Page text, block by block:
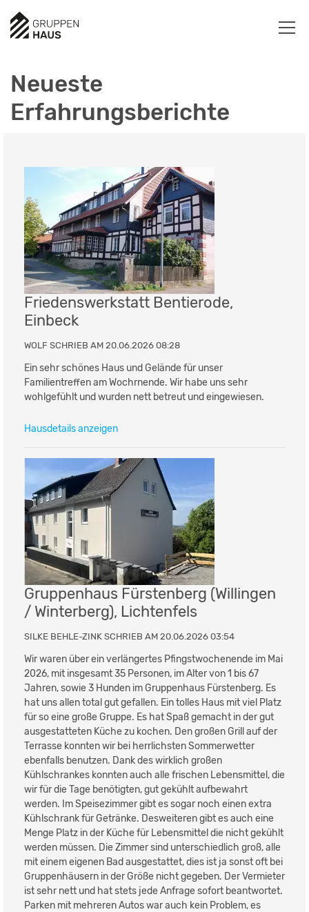
Neueste
Erfahrungsberichte
Friedenswerkstatt Bentierode,
Einbeck
WOLF SCHRIEB AM 20.06.2026 08:28
Ein sehr schönes Haus und Gelände für unser
Familientreffen am Wochrnende. Wir habe uns sehr
wohlgefühlt und wurden nett betreut und eingewiesen.
Hausdetails anzeigen
Gruppenhaus Fürstenberg (Willingen
/ Winterberg), Lichtenfels
SILKE BEHLE-ZINK SCHRIEB AM 20.06.2026 03:54
Wir waren über ein verlängertes Pfingstwochenende im Mai
2026, mit insgesamt 35 Personen, im Alter von 1 bis 67
Jahren, sowie 3 Hunden im Gruppenhaus Fürstenberg. Es
hat uns allen total gut gefallen. Ein tolles Haus mit viel Platz
für so eine große Gruppe. Es hat Spaß gemacht in der gut
ausgestatteten Küche zu kochen. Den großen Grill auf der
Terrasse konnten wir bei herrlichsten Sommerwetter
ebenfalls benutzen. Dank des wirklich großen
Kühlschrankes konnten auch alle frischen Lebensmittel, die
wir für die Tage benötigten, gut gekühlt aufbewahrt
werden. Im Speisezimmer gibt es sogar noch einen extra
Kühlschrank für Getränke. Desweiteren gibt es auch eine
Menge Platz in der Küche für Lebensmittel die nicht gekühlt
werden müssen. Die Zimmer sind unterschiedlich groß, alle
mit einem eigenen Bad ausgestattet, dies ist ja sonst oft bei
Gruppenhäusern in der Größe nicht gegeben. Der Vermieter
ist sehr nett und hat stets jede Anfrage sofort beantwortet.
Parken mit mehreren Autos war auch kein Problem, es